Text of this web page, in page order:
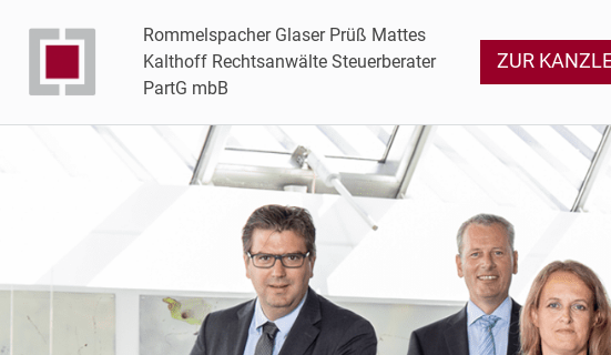
Rommelspacher Glaser Prüß Mattes
Kalthoff Rechtsanwälte Steuerberater
PartG mbB
ZUR